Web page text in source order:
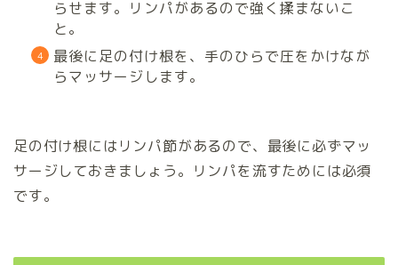
らせます。リンパがあるので強く揉まないこ
と。
最後に足の付け根を、手のひらで圧をかけなが
らマッサージします。
足の付け根にはリンパ節があるので、最後に必ずマッ
サージしておきましょう。リンパを流すためには必須
です。